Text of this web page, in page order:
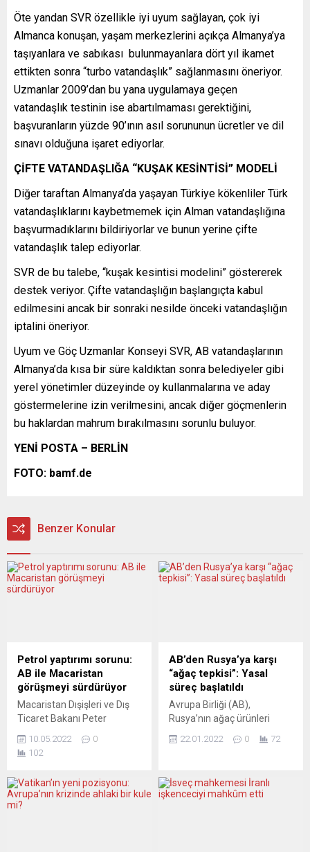
Öte yandan SVR özellikle iyi uyum sağlayan, çok iyi
Almanca konuşan, yaşam merkezlerini açıkça Almanya’ya
taşıyanlara ve sabıkası bulunmayanlara dört yıl ikamet
ettikten sonra “turbo vatandaşlık” sağlanmasını öneriyor.
Uzmanlar 2009’dan bu yana uygulamaya geçen
vatandaşlık testinin ise abartılmaması gerektiğini,
başvuranların yüzde 90’ının asıl sorununun ücretler ve dil
sınavı olduğuna işaret ediyorlar.
ÇİFTE VATANDAŞLIĞA “KUŞAK KESİNTİSİ” MODELİ
Diğer taraftan Almanya’da yaşayan Türkiye kökenliler Türk
vatandaşlıklarını kaybetmemek için Alman vatandaşlığına
başvurmadıklarını bildiriyorlar ve bunun yerine çifte
vatandaşlık talep ediyorlar.
SVR de bu talebe, “kuşak kesintisi modelini” göstererek
destek veriyor. Çifte vatandaşlığın başlangıçta kabul
edilmesini ancak bir sonraki nesilde önceki vatandaşlığın
iptalini öneriyor.
Uyum ve Göç Uzmanlar Konseyi SVR, AB vatandaşlarının
Almanya’da kısa bir süre kaldıktan sonra belediyeler gibi
yerel yönetimler düzeyinde oy kullanmalarına ve aday
göstermelerine izin verilmesini, ancak diğer göçmenlerin
bu haklardan mahrum bırakılmasını sorunlu buluyor.
YENİ POSTA – BERLİN
FOTO: bamf.de
Benzer Konular
Petrol yaptırımı sorunu:
AB ile Macaristan
görüşmeyi sürdürüyor
Macaristan Dışişleri ve Dış
Ticaret Bakanı Peter
Komisyonu Başkanı Ursula
von der Leyen ve
Viktor Orban’ın, Rusya’ya
yönelik yeni yaptırım
10.05.2022
0
102
AB’den Rusya’ya karşı
“ağaç tepkisi”: Yasal
süreç başlatıldı
Avrupa Birliği (AB),
Rusya’nın ağaç ürünleri
nedeniyle Dünya Ticaret
Komisyonu, Rusya’nın ağaç
ürünleri ihracat
22.01.2022 0 72